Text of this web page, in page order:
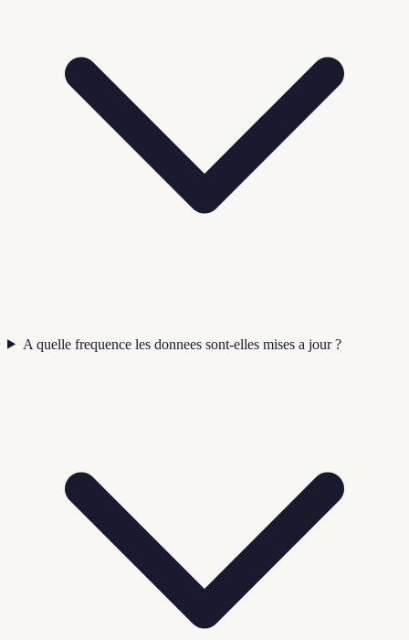
A quelle frequence les donnees sont-elles mises a jour ?